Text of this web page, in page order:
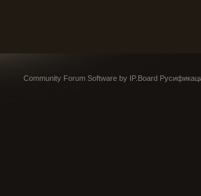
Community Forum Software by IP.Board